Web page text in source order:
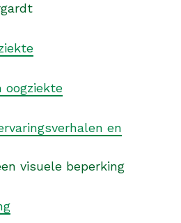
oogziekte
en
visuele beperking